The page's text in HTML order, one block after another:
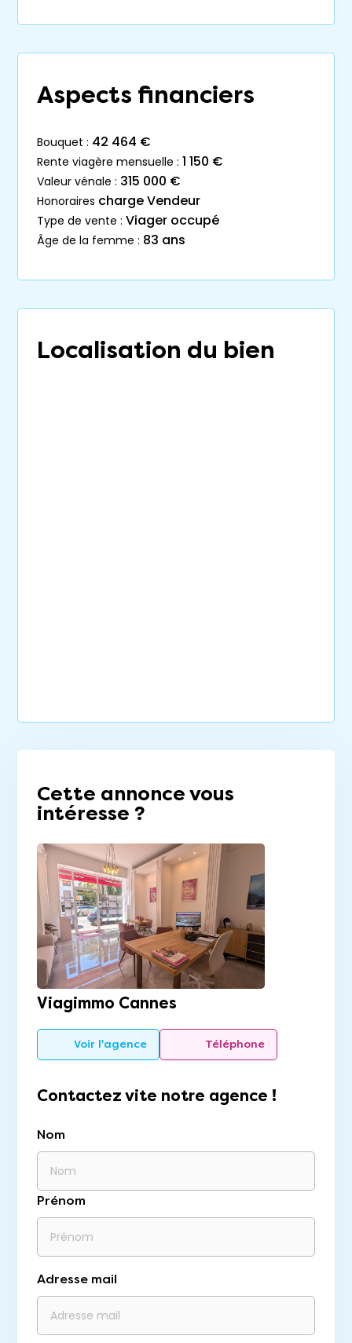
Aspects financiers
bouquet : 42 464 €
rente viagère mensuelle : 1 150 €
valeur vénale : 315 000 €
honoraires charge Vendeur
type de vente : Viager occupé
âge de la femme : 83 ans
Localisation du bien
Cette annonce vous
intéresse ?
Viagimmo Cannes
Voir l'agence Téléphone
Contactez vite notre agence !
Nom
Prénom
Adresse mail